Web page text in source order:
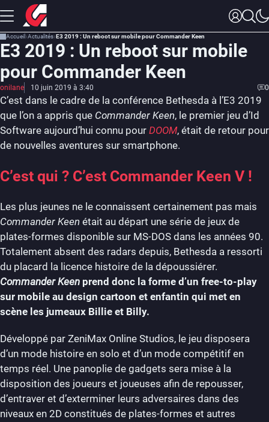
Accueil Actualités E3 2019 : Un reboot sur mobile pour Commander Keen
E3 2019 : Un reboot sur mobile
pour Commander Keen
onilane 10 juin 2019 à 3:40 0
C’est dans le cadre de la conférence Bethesda à l’E3 2019
que l’on a appris que Commander Keen, le premier jeu d’Id
Software aujourd’hui connu pour DOOM, était de retour pour
de nouvelles aventures sur smartphone.
C’est qui ? C’est Commander Keen V !
Les plus jeunes ne le connaissent certainement pas mais
Commander Keen était au départ une série de jeux de
plates-formes disponible sur MS-DOS dans les années 90.
Totalement absent des radars depuis, Bethesda a ressorti
du placard la licence histoire de la dépoussiérer.
Commander Keen prend donc la forme d’un free-to-play
sur mobile au design cartoon et enfantin qui met en
scène les jumeaux Billie et Billy.
Développé par ZeniMax Online Studios, le jeu disposera
d’un mode histoire en solo et d’un mode compétitif en
temps réel. Une panoplie de gadgets sera mise à la
disposition des joueurs et joueuses afin de repousser,
d’entraver et d’exterminer leurs adversaires dans des
niveaux en 2D constitués de plates-formes et autres